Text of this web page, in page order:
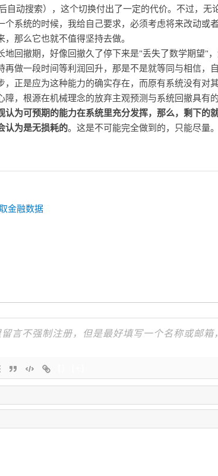
自动搜索），这个切换付出了一定的代价。不过，
个系统的时候，我给自己要求，必须考虑将来改动或
那么它也就不值得坚持去做。
地回撤期，好像回撤久了停下来是"丢失了数学期望"
再做一段时间等利润回升，那是不是就等同与相信，
，正是应为这种能力的确实存在，而原有系统没有对
障，根源在机械理念的放弃主观预测与系统回撤具有
认为可预期的能力在系统里充分发挥，那么，剩下的
认为是无损耗的。这是不可能完全做到的，只能尽量。
金融数据